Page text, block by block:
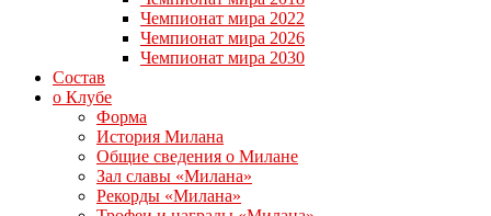
Чемпионат мира 2022
Чемпионат мира 2026
Чемпионат мира 2030
Состав
о Клубе
Форма
История Милана
Общие сведения о Милане
Зал славы «Милана»
Рекорды «Милана»